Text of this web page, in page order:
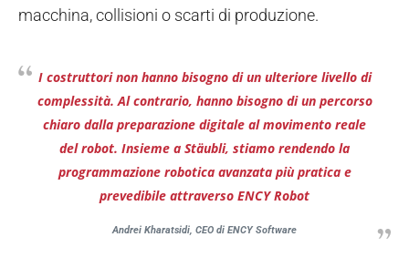
macchina, collisioni o scarti di produzione.
I costruttori non hanno bisogno di un ulteriore livello di
complessità. Al contrario, hanno bisogno di un percorso
chiaro dalla preparazione digitale al movimento reale
del robot. Insieme a Stäubli, stiamo rendendo la
programmazione robotica avanzata più pratica e
prevedibile attraverso ENCY Robot
Andrei Kharatsidi, CEO di ENCY Software